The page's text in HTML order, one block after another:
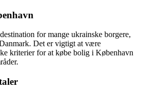
for mange ukrainske borgere,
Det er vigtigt at være
kriterier for at købe bolig i København